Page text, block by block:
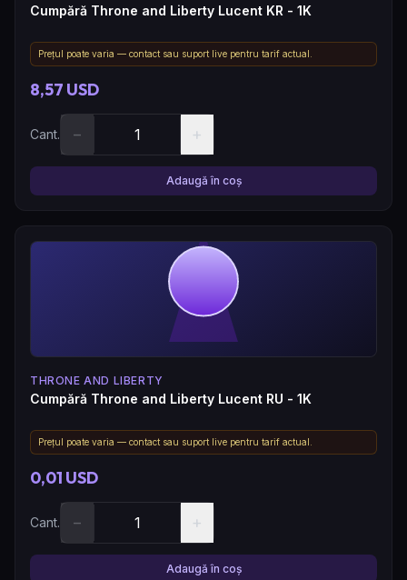
Cumpără Throne and Liberty Lucent KR - 1K
Prețul poate varia — contact sau suport live pentru tarif actual.
8,57 USD
Cant. − +
Adaugă în coș
THRONE AND LIBERTY
Cumpără Throne and Liberty Lucent RU - 1K
Prețul poate varia — contact sau suport live pentru tarif actual.
0,01 USD
Cant. − +
Adaugă în coș